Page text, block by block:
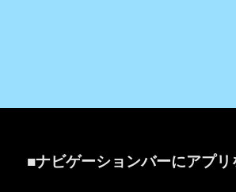
■ナビゲーションバーにアプ